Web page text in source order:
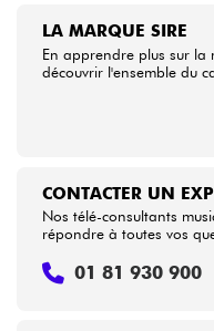
LA MARQUE SIRE
En apprendre plus sur la
découvrir l'ensemble du
CONTACTER UN
Nos télé-consultants
répondre à toutes vos
01 81 930 900